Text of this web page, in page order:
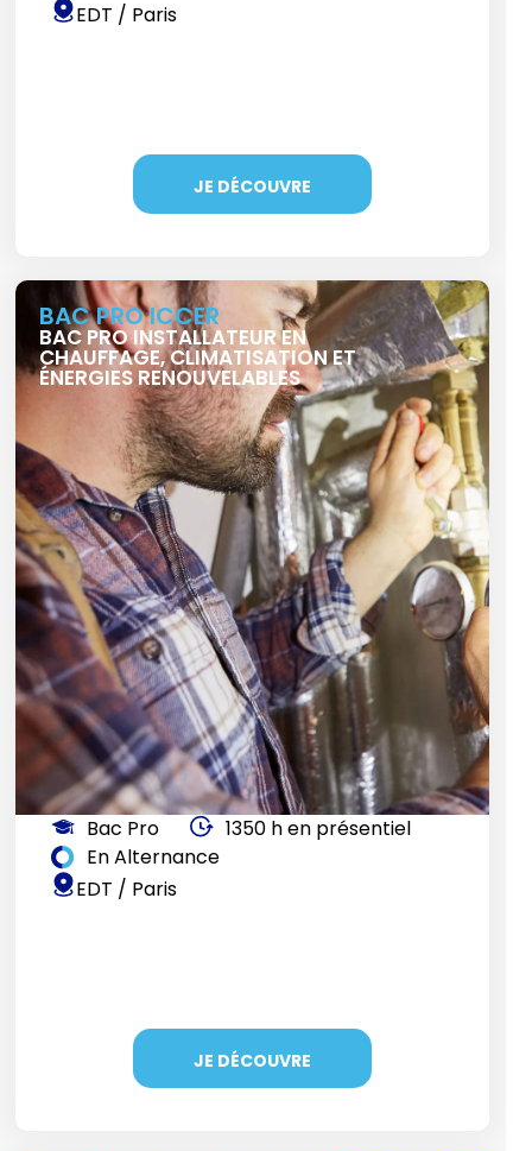
EDT / Paris
JE DÉCOUVRE
BAC PRO ICCER
BAC PRO INSTALLATEUR EN
CHAUFFAGE, CLIMATISATION ET
ÉNERGIES RENOUVELABLES
Bac Pro
1350 h en présentiel
En Alternance
EDT / Paris
JE DÉCOUVRE